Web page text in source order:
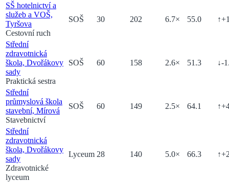
SŠ hotelnictví a
služeb a VOŠ,
Tyršova
Cestovní ruch
SOŠ 30 202 6.7× 55.0 ↑+
Střední
zdravotnická
škola, Dvořákovy
sady
Praktická sestra
SOŠ 60 158 2.6× 51.3 ↓-
Střední
průmyslová škola
stavební, Mírová
Stavebnictví
SOŠ 60 149 2.5× 64.1 ↑+
Střední
zdravotnická
škola, Dvořákovy
sady
Zdravotnické
lyceum
Lyceum 28 140 5.0× 66.3 ↑+